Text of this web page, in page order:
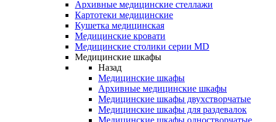
Архивные медицинские стеллажи
Картотеки медицинские
Кушетка медицинская
Медицинские кровати
Медицинские столики серии MD
Медицинские шкафы
Назад
Медицинские шкафы
Архивные медицинские шкафы
Медицинские шкафы двухстворчатые
Медицинские шкафы для раздевалок
Медицинские шкафы одностворчатые